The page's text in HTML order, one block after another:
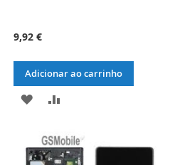
9,92 €
Adicionar ao carrinho
ADICIONAR
LISTA
ADICIONAR
COMPARAÇÃO